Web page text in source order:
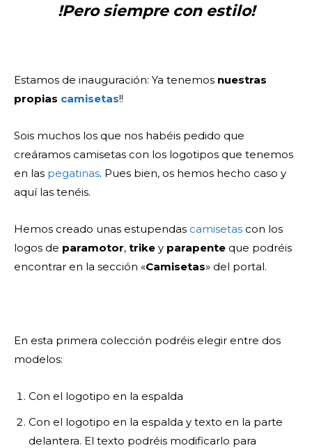
!Pero siempre con estilo!
Estamos de inauguración: Ya tenemos nuestras
propias camisetas!!
Sois muchos los que nos habéis pedido que
creáramos camisetas con los logotipos que tenemos
en las pegatinas. Pues bien, os hemos hecho caso y
aquí las tenéis.
Hemos creado unas estupendas camisetas con los
logos de paramotor, trike y parapente que podréis
encontrar en la sección «Camisetas» del portal.
En esta primera colección podréis elegir entre dos
modelos:
Con el logotipo en la espalda
Con el logotipo en la espalda y texto en la parte
delantera. El texto podréis modificarlo para